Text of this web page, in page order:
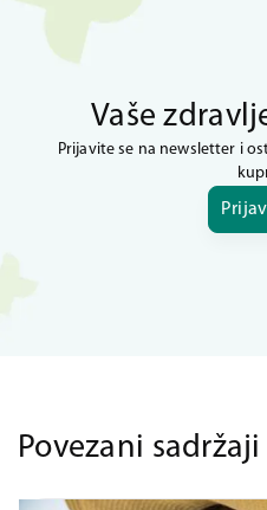
Vaše
Prijavite se na newsletter i
Povezani sadržaji